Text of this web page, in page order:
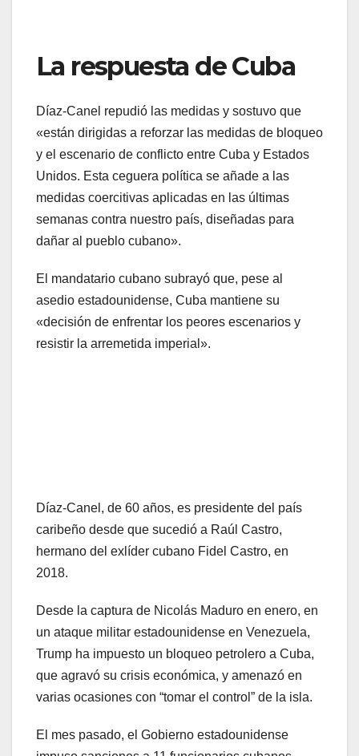
La respuesta de Cuba
Díaz-Canel repudió las medidas y sostuvo que
«están dirigidas a reforzar las medidas de bloqueo
y el escenario de conflicto entre Cuba y Estados
Unidos. Esta ceguera política se añade a las
medidas coercitivas aplicadas en las últimas
semanas contra nuestro país, diseñadas para
dañar al pueblo cubano».
El mandatario cubano subrayó que, pese al
asedio estadounidense, Cuba mantiene su
«decisión de enfrentar los peores escenarios y
resistir la arremetida imperial».
Díaz-Canel, de 60 años, es presidente del país
caribeño desde que sucedió a Raúl Castro,
hermano del exlíder cubano Fidel Castro, en
2018.
Desde la captura de Nicolás Maduro en enero, en
un ataque militar estadounidense en Venezuela,
Trump ha impuesto un bloqueo petrolero a Cuba,
que agravó su crisis económica, y amenazó en
varias ocasiones con “tomar el control” de la isla.
El mes pasado, el Gobierno estadounidense